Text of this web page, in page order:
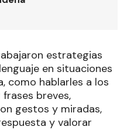
estrategias
en situaciones
como hablarles a los
breves,
gestos y miradas,
y valorar